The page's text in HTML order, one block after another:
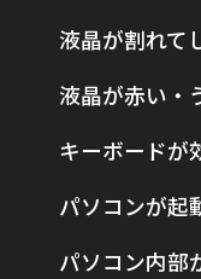
液晶が割れて
液晶が赤い・
キーボードが
パソコンが起
パソコン内部